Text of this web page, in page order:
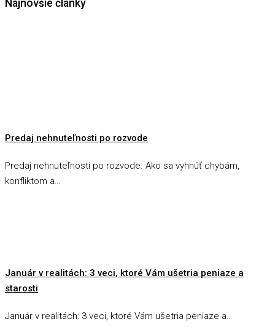
Najnovšie články
Predaj nehnuteľnosti po rozvode
Predaj nehnuteľnosti po rozvode. Ako sa vyhnúť chybám,
konfliktom a…
Január v realitách: 3 veci, ktoré Vám ušetria peniaze a
starosti
Január v realitách: 3 veci, ktoré Vám ušetria peniaze a…